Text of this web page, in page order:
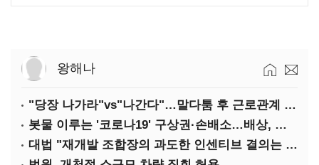
왕해나
"당장 나가라"vs"나간다"…말다툼 후 근로관계 종료는 부당해고
봇물 이루는 '코로나19' 구상권·손배소…배상, 쉽지 않다
대법 "재개발 조합장의 과도한 인센티브 결의는 무효"